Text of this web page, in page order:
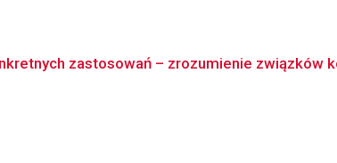
zastosowań – zrozumienie związków